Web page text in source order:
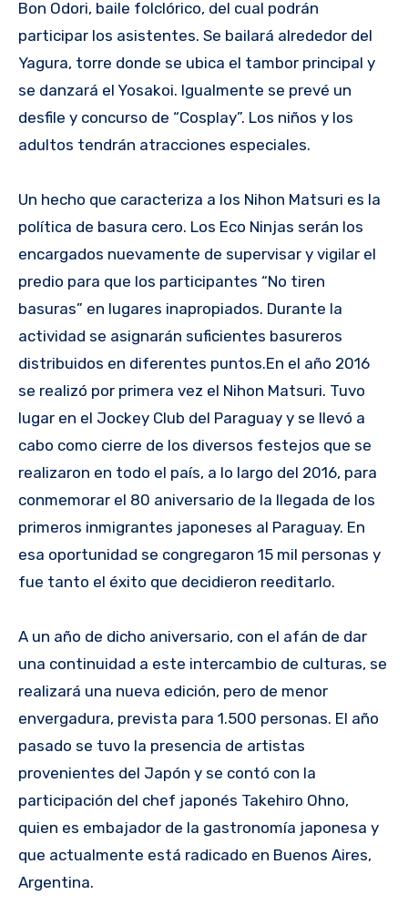
Bon Odori, baile folclórico, del cual podrán
participar los asistentes. Se bailará alrededor del
Yagura, torre donde se ubica el tambor principal y
se danzará el Yosakoi. Igualmente se prevé un
desfile y concurso de “Cosplay”. Los niños y los
adultos tendrán atracciones especiales.
Un hecho que caracteriza a los Nihon Matsuri es la
política de basura cero. Los Eco Ninjas serán los
encargados nuevamente de supervisar y vigilar el
predio para que los participantes “No tiren
basuras” en lugares inapropiados. Durante la
actividad se asignarán suficientes basureros
distribuidos en diferentes puntos.En el año 2016
se realizó por primera vez el Nihon Matsuri. Tuvo
lugar en el Jockey Club del Paraguay y se llevó a
cabo como cierre de los diversos festejos que se
realizaron en todo el país, a lo largo del 2016, para
conmemorar el 80 aniversario de la llegada de los
primeros inmigrantes japoneses al Paraguay. En
esa oportunidad se congregaron 15 mil personas y
fue tanto el éxito que decidieron reeditarlo.
A un año de dicho aniversario, con el afán de dar
una continuidad a este intercambio de culturas, se
realizará una nueva edición, pero de menor
envergadura, prevista para 1.500 personas. El año
pasado se tuvo la presencia de artistas
provenientes del Japón y se contó con la
participación del chef japonés Takehiro Ohno,
quien es embajador de la gastronomía japonesa y
que actualmente está radicado en Buenos Aires,
Argentina.